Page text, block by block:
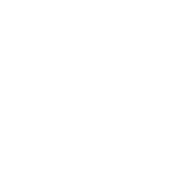
每月結算日後寄送繳費提
簡稱本公司）所提供，讓
由商店將買賣／分期付款
繳交帳款。
轉至「AFTEE先享後付」
易完成。
您需要取消訂單，請聯絡
有效，需透過AFTEE先享
)